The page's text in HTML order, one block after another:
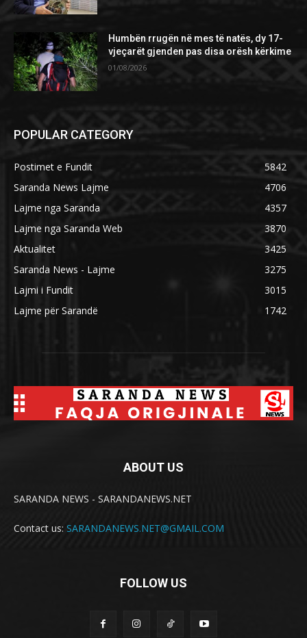
Humbën rrugën në mes të natës, dy 17-
vjeçarët gjenden pas disa orësh kërkime
01/08/2026
POPULAR CATEGORY
Postimet e Fundit
5842
Saranda News Lajme
4706
Lajme nga Saranda
4357
Lajme nga Saranda Web
3870
Aktualitet
3425
Saranda News - Lajme
3275
Lajmi i Fundit
3015
Lajme për Sarandë
1742
ABOUT US
SARANDA NEWS - SARANDANEWS.NET
Contact us: SARANDANEWS.NET@GMAIL.COM
FOLLOW US